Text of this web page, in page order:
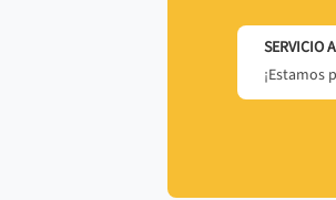
SERVICIO
¡Estamos